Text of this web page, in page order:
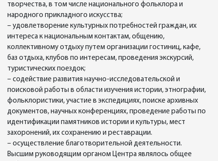
творчества, в том числе национального фольклора и
народного прикладного искусства;
– удовлетворение культурных потребностей граждан, их
интереса к национальным контактам, общению,
коллективному отдыху путем организации гостиниц, кафе,
баз отдыха, клубов по интересам, проведения экскурсий,
туристических поездок;
– содействие развития научно-исследовательской и
поисковой работы в области изучения истории, этнографии,
фольклористики, участие в экспедициях, поиске архивных
документов, научных конференциях, проведение работы по
идентификации памятников истории и культуры, мест
захоронений, их сохранению и реставрации.
– осуществление благотворительной деятельности.
Высшим руководящим органом Центра являлось общее